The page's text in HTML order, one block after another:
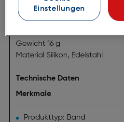
Abmessung und Gewicht
Gewicht 16 g
Material Silikon, Edelstahl
Technische Daten
Merkmale
Produkttyp: Band
Einstellungen